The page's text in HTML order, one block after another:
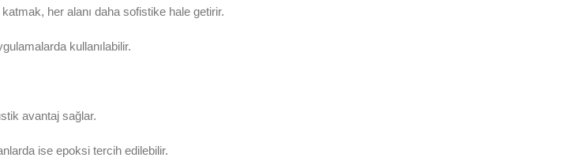
her alanı daha sofistike hale getirir.
kullanılabilir.
avantaj sağlar.
ise epoksi tercih edilebilir.